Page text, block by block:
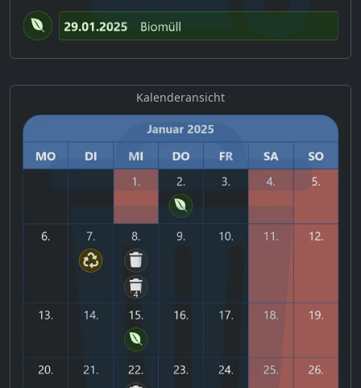
Kalenderansicht